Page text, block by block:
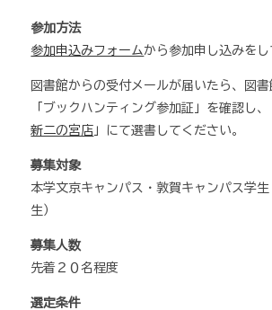
参加方法
参加申込みフォームから参加申し込みをし
図書館からの受付メールが届いたら、図
「ブックハンティング参加証」を確認し、
新二の宮店 」にて選書してください。
募集対象
本学文京キャンパス・敦賀キャンパス学
生）
募集人数
先着２０名程度
選定条件